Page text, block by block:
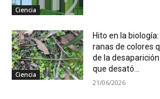
Ciencia
Ciencia
Hito en la
ranas de colores
de la
que desató...
21/06/2026